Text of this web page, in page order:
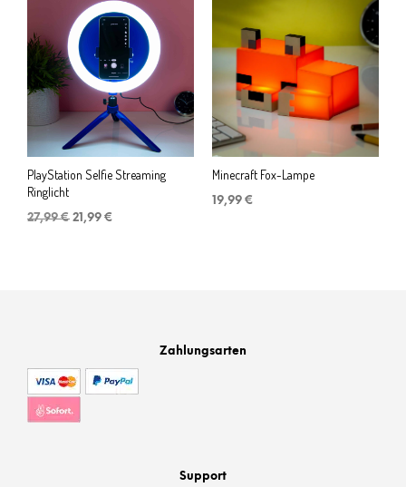
90,99 €66,99 €.
PlayStation Selfie Streaming
Ringlicht
27,99€ Ursprünglicher
21,99 €
Minecraft Fox-Lampe
19,99 €
Zahlungsarten
Support